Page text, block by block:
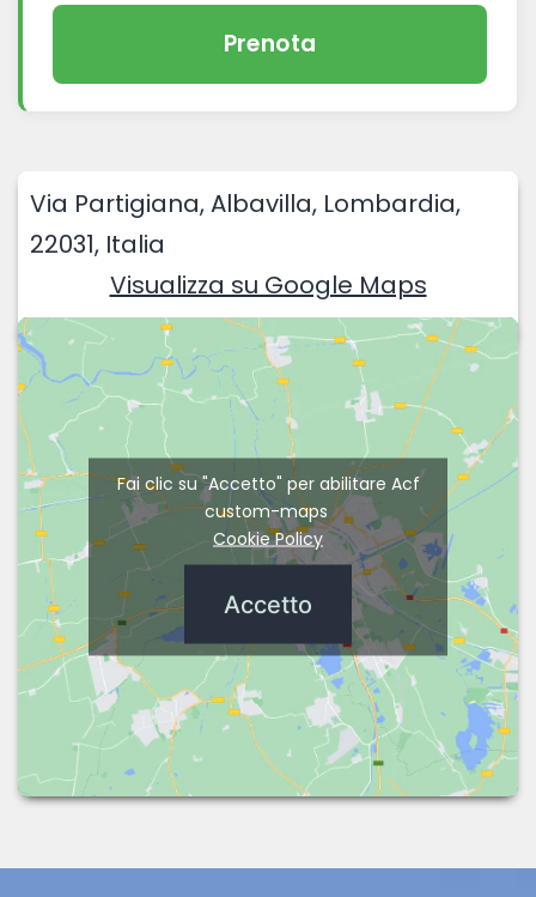
Prenota
Via Partigiana,Albavilla, Lombardia,
22031, Italia
Visualizza su Google Maps
Fai clic su "Accetto" per abilitare Acf
custom-maps
Cookie Policy
Accetto